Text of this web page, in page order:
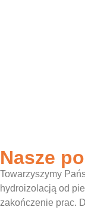
Nasze
Towarzyszymy
hydroizolacją od
zakończenie prac.